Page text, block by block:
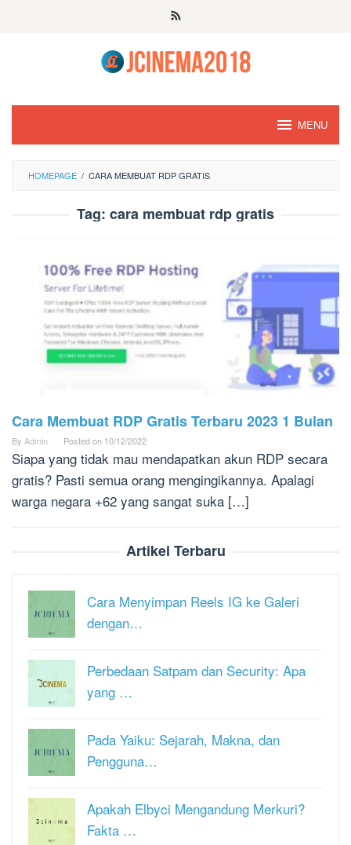
MENU
HOMEPAGE / CARA MEMBUAT RDP GRATIS
Tag: cara membuat rdp gratis
Cara Membuat RDP Gratis Terbaru 2023 1 Bulan
By Admin Posted on 10/12/2022
Siapa yang tidak mau mendapatkan akun RDP secara
gratis? Pasti semua orang mengingikannya. Apalagi
warga negara +62 yang sangat suka […]
Artikel Terbaru
Cara Menyimpan Reels IG ke Galeri
dengan…
Perbedaan Satpam dan Security: Apa
yang …
Pada Yaiku: Sejarah, Makna, dan
Pengguna…
Apakah Elbyci Mengandung Merkuri?
Fakta …